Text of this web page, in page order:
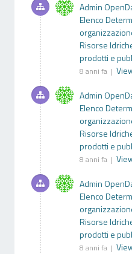
Admin
Elenco
Risorse
prodotti e
8 anni fa |
Admin
Elenco
Risorse
prodotti e
8 anni fa |
Admin
Elenco
Risorse
prodotti e
8 anni fa |